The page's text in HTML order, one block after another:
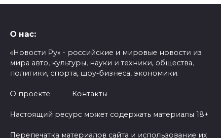
О нас:
«Новости Ру» - российские и мировые новости из
мира авто, культуры, науки и техники, общества,
политики, спорта, шоу-бизнеса, экономики.
О проекте Контакты
Настоящий ресурс может содержать материалы 18+
Перепечатка материалов сайта и использование их